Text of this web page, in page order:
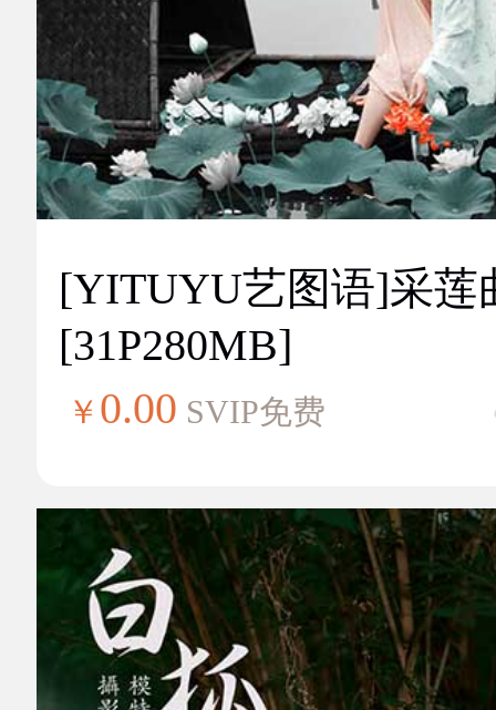
[YITUYU艺图语]采莲
[31P280MB]
￥ 0.00 SVIP免费